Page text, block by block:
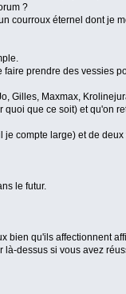
?
courroux éternel dont je
prendre des vessies
Gilles, Maxmax,
que ce soit) et qu'on
compte large) et de
le futur.
bien qu'ils affectionnent
dessus si vous avez